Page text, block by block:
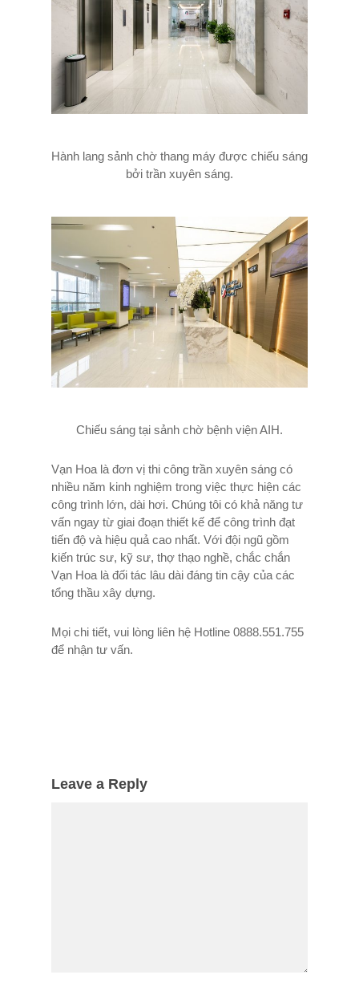
Hành lang sảnh chờ thang máy được chiếu sáng
bởi trần xuyên sáng.
Chiếu sáng tại sảnh chờ bệnh viện AIH.
Vạn Hoa là đơn vị thi công trần xuyên sáng có
nhiều năm kinh nghiệm trong việc thực hiện các
công trình lớn, dài hơi. Chúng tôi có khả năng tư
vấn ngay từ giai đoạn thiết kế để công trình đạt
tiến độ và hiệu quả cao nhất. Với đội ngũ gồm
kiến trúc sư, kỹ sư, thợ thạo nghề, chắc chắn
Vạn Hoa là đối tác lâu dài đáng tin cậy của các
tổng thầu xây dựng.
Mọi chi tiết, vui lòng liên hệ Hotline 0888.551.755
để nhận tư vấn.
Leave a Reply